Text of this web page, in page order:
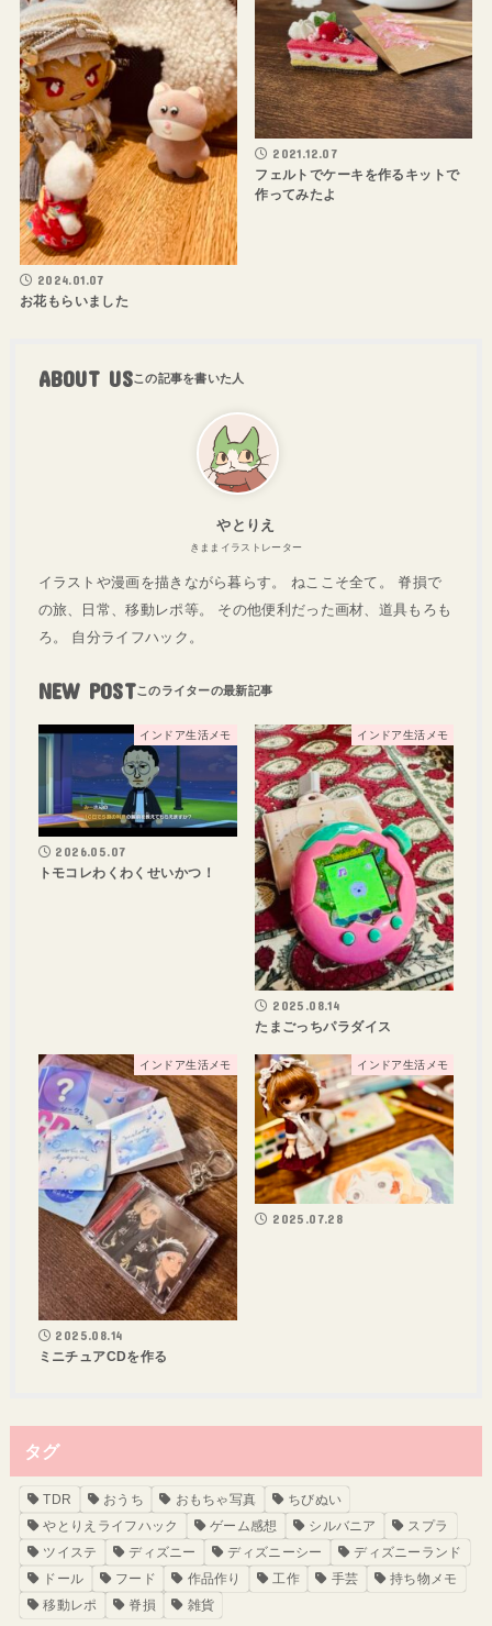
2024.01.07
お花もらいました
2021.12.07
フェルトでケーキを作るキットで
作ってみたよ
ABOUT US
やとりえ
きままイラストレーター
イラストや漫画を描きながら暮らす。 ねここそ全て。 脊損で
の旅、日常、移動レポ等。 その他便利だった画材、道具もろも
ろ。 自分ライフハック。
NEW POST
インドア生活メモ
2026.05.07
トモコレわくわくせいかつ！
インドア生活メモ
2025.08.14
たまごっちパラダイス
インドア生活メモ
2025.08.14
ミニチュアCDを作る
インドア生活メモ
2025.07.28
タグ
TDR おうち おもちゃ写真
ちびぬい
やとりえライフハック
ゲーム感想 シルバニア
スプラ
ツイステ
ディズニー ディズニーシー
ディズニーランド
ドール
フード 作品作り 工作 手芸
持ち物メモ
移動レポ
脊損 雑貨